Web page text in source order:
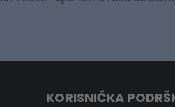
KORISNIČKA